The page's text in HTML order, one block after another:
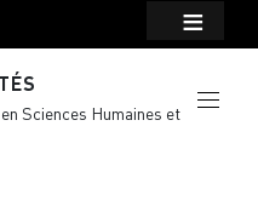
Sciences Humaines et